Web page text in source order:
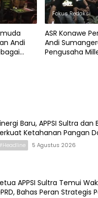
Andi
Fokus Redaksi
ASR Konawe
Andi
Pengusaha
Baru, APPSI Sultra dan
Ketahanan Pangan
5 Agustus 2026
APPSI Sultra Temui
Bahas Peran Strategis